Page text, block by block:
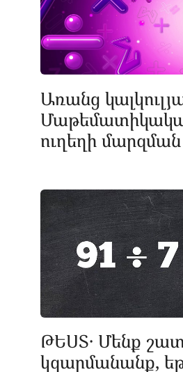
Առանց
ուղեղի
ԹԵՍՏ․ Մենք
կզարմանանք,